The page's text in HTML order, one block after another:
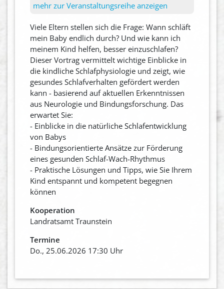
mehr zur Veranstaltungsreihe anzeigen
Viele Eltern stellen sich die Frage: Wann schläft
mein Baby endlich durch? Und wie kann ich
meinem Kind helfen, besser einzuschlafen?
Dieser Vortrag vermittelt wichtige Einblicke in
die kindliche Schlafphysiologie und zeigt, wie
gesundes Schlafverhalten gefördert werden
kann - basierend auf aktuellen Erkenntnissen
aus Neurologie und Bindungsforschung. Das
erwartet Sie:
- Einblicke in die natürliche Schlafentwicklung
von Babys
- Bindungsorientierte Ansätze zur Förderung
eines gesunden Schlaf-Wach-Rhythmus
- Praktische Lösungen und Tipps, wie Sie Ihrem
Kind entspannt und kompetent begegnen
können
Kooperation
Landratsamt Traunstein
Termine
Do., 25.06.2026 17:30 Uhr